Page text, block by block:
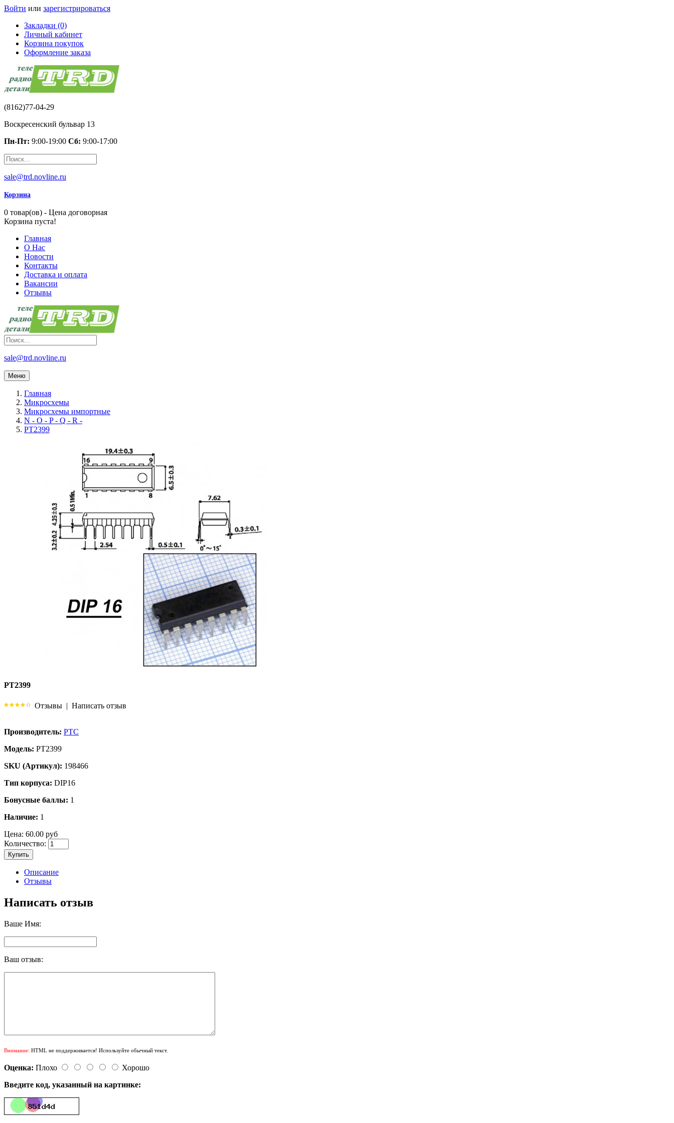
Войти или зарегистрироваться
Закладки (0)
Личный кабинет
Корзина покупок
Оформление заказа
(8162)77-04-29
Воскресенский бульвар 13
Пн-Пт: 9:00-19:00 Сб: 9:00-17:00
sale@trd.novline.ru
Корзина
0 товар(ов) - Цена договорная
Корзина пуста!
Главная
О Нас
Новости
Контакты
Доставка и оплата
Вакансии
Отзывы
sale@trd.novline.ru
Меню
Главная
Микросхемы
Микросхемы импортные
N - O - P - Q - R -
PT2399
PT2399
Отзывы | Написать отзыв
Производитель: PTC
Модель: PT2399
SKU (Артикул): 198466
Тип корпуса: DIP16
Бонусные баллы: 1
Наличие: 1
Цена: 60.00 руб
Количество:
Купить
Описание
Отзывы
Написать отзыв
Ваше Имя:
Ваш отзыв:
Внимание: HTML не поддерживается! Используйте обычный текст.
Оценка: Плохо
Хорошо
Введите код, указанный на картинке: